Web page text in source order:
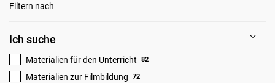
Filtern nach
Ich suche
Materialien für den Unterricht 82
Materialien zur Filmbildung 72